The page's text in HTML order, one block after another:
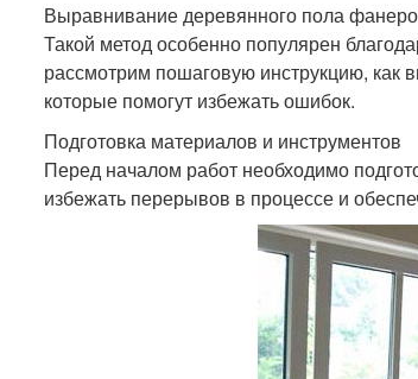
Выравнивание деревянного пола
Такой метод особенно популярен
рассмотрим пошаговую инструкцию,
которые помогут избежать ошибок.
Подготовка материалов и инструментов
Перед началом работ необходимо
избежать перерывов в процессе и